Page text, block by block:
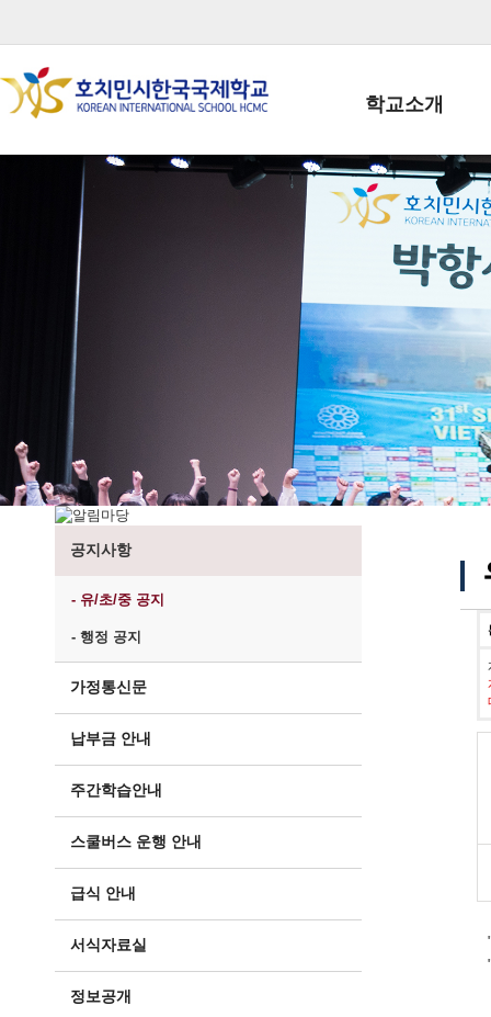
학교소개
학교장인사말
학생회장인사말
학교상징
학교 CI
교직원현황
학생현황
위치/전화
전경사진
공지사항
- 유/초/중 공지
- 행정 공지
가정통신문
납부금 안내
주간학습안내
스쿨버스 운행 안내
급식 안내
서식자료실
정보공개